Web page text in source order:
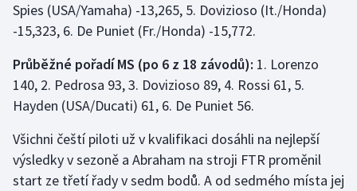
Rychlostní kanoistika
Sportovní střelba
Triatlon
Spies (USA/Yamaha) -13,265, 5. Dovizioso (It./Honda)
-15,323, 6. De Puniet (Fr./Honda) -15,772.
Průběžné pořadí MS (po 6 z 18 závodů): 1. Lorenzo
140, 2. Pedrosa 93, 3. Dovizioso 89, 4. Rossi 61, 5.
Hayden (USA/Ducati) 61, 6. De Puniet 56.
Všichni čeští piloti už v kvalifikaci dosáhli na nejlepší
výsledky v sezoně a Abraham na stroji FTR proměnil
start ze třetí řady v sedm bodů. A od sedmého místa jej